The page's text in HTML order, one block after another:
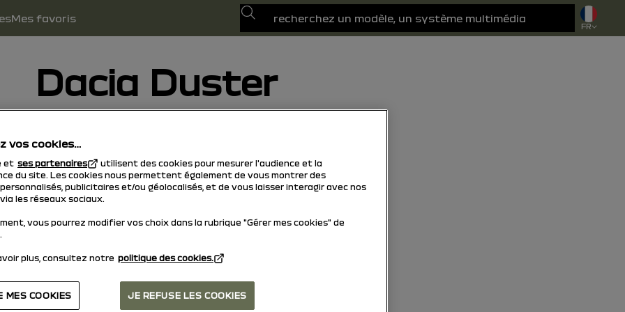
Mes favoris
Recherche
FR
Dacia Duster
vos cookies…
et ses partenaires
utilisent des cookies pour mesurer l'audience et la
du site. Les cookies nous permettent également de vous montrer des
publicitaires et/ou géolocalisés, et de vous laisser interagir avec nos
les réseaux sociaux.
vous pourrez modifier vos choix dans la rubrique "Gérer mes cookies" de
plus, consultez notre politique des cookies.
JE REFUSE LES COOKIES
MES COOKIES